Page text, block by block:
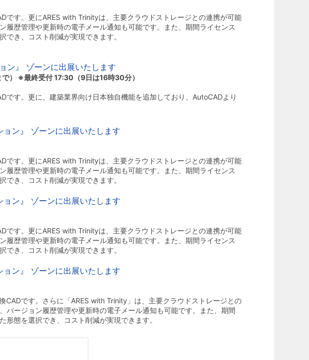
です。更にARES with Trinityは、主要クラウドストレージとの連携が可能
歴管理や更新時の電子メール通知も可能です。また、期間ライセンス
き、コスト削減が実現できます。
ン』 ゾーンに出展いたします
※最終受付 17:30（9日は16時30分）
です。更に、建築業界向け日本独自機能を追加しており、AutoCADより
ン』 ゾーンに出展いたします
です。更にARES with Trinityは、主要クラウドストレージとの連携が可能
歴管理や更新時の電子メール通知も可能です。また、期間ライセンス
き、コスト削減が実現できます。
ン』 ゾーンに出展いたします
です。更にARES with Trinityは、主要クラウドストレージとの連携が可能
歴管理や更新時の電子メール通知も可能です。また、期間ライセンス
き、コスト削減が実現できます。
ン』 ゾーンに出展いたします
CADです。さらに「ARES with Trinity」は、主要クラウドストレージとの
ージョン履歴管理や更新時の電子メール通知も可能です。また、期間
態を選択でき、コスト削減が実現できます。